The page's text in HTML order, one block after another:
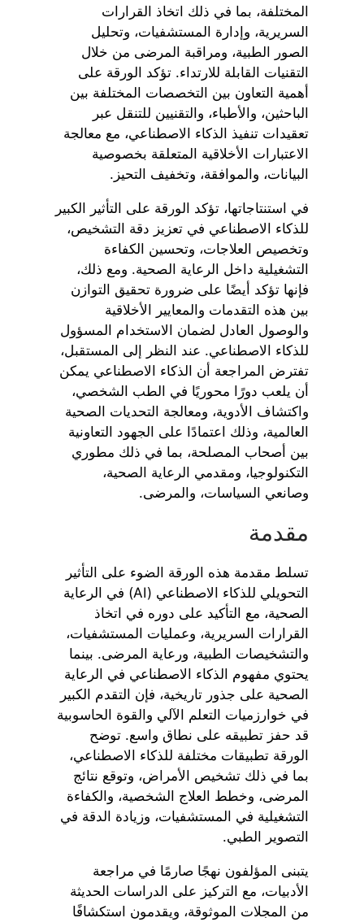
المختلفة، بما في ذلك اتخاذ القرارات
السريرية، وإدارة المستشفيات، وتحليل
الصور الطبية، ومراقبة المرضى من خلال
التقنيات القابلة للارتداء. تؤكد الورقة على
أهمية التعاون بين التخصصات المختلفة بين
الباحثين، والأطباء، والتقنيين للتنقل عبر
تعقيدات تنفيذ الذكاء الاصطناعي، مع معالجة
الاعتبارات الأخلاقية المتعلقة بخصوصية
البيانات، والموافقة، وتخفيف التحيز.
في استنتاجاتها، تؤكد الورقة على التأثير الكبير
للذكاء الاصطناعي في تعزيز دقة التشخيص،
وتخصيص العلاجات، وتحسين الكفاءة
التشغيلية داخل الرعاية الصحية. ومع ذلك،
فإنها تؤكد أيضًا على ضرورة تحقيق التوازن
بين هذه التقدمات والمعايير الأخلاقية
والوصول العادل لضمان الاستخدام المسؤول
للذكاء الاصطناعي. عند النظر إلى المستقبل،
تفترض المراجعة أن الذكاء الاصطناعي يمكن
أن يلعب دورًا محوريًا في الطب الشخصي،
واكتشاف الأدوية، ومعالجة التحديات الصحية
العالمية، وذلك اعتمادًا على الجهود التعاونية
بين أصحاب المصلحة، بما في ذلك مطوري
التكنولوجيا، ومقدمي الرعاية الصحية،
وصانعي السياسات، والمرضى.
مقدمة
تسلط مقدمة هذه الورقة الضوء على التأثير
التحويلي للذكاء الاصطناعي (AI) في الرعاية
الصحية، مع التأكيد على دوره في اتخاذ
القرارات السريرية، وعمليات المستشفيات،
والتشخيصات الطبية، ورعاية المرضى. بينما
يحتوي مفهوم الذكاء الاصطناعي في الرعاية
الصحية على جذور تاريخية، فإن التقدم الكبير
في خوارزميات التعلم الآلي والقوة الحاسوبية
قد حفز تطبيقه على نطاق واسع. توضح
الورقة تطبيقات مختلفة للذكاء الاصطناعي،
بما في ذلك تشخيص الأمراض، وتوقع نتائج
المرضى، وخطط العلاج الشخصية، والكفاءة
التشغيلية في المستشفيات، وزيادة الدقة في
التصوير الطبي.
يتبنى المؤلفون نهجًا صارمًا في مراجعة
الأدبيات، مع التركيز على الدراسات الحديثة
من المجلات الموثوقة، ويقدمون استكشافًا